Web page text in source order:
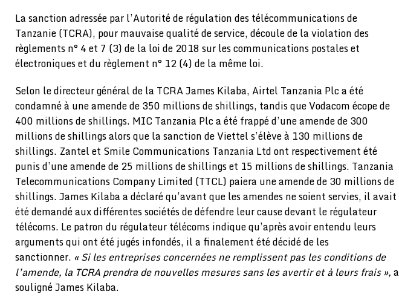
La sanction adressée par l’Autorité de régulation des télécommunications de
Tanzanie (TCRA), pour mauvaise qualité de service, découle de la violation des
règlements n° 4 et 7 (3) de la loi de 2018 sur les communications postales et
électroniques et du règlement n° 12 (4) de la même loi.
Selon le directeur général de la TCRA James Kilaba, Airtel Tanzania Plc a été
condamné à une amende de 350 millions de shillings, tandis que Vodacom écope de
400 millions de shillings. MIC Tanzania Plc a été frappé d’une amende de 300
millions de shillings alors que la sanction de Viettel s’élève à 130 millions de
shillings. Zantel et Smile Communications Tanzania Ltd ont respectivement été
punis d’une amende de 25 millions de shillings et 15 millions de shillings. Tanzania
Telecommunications Company Limited (TTCL) paiera une amende de 30 millions de
shillings. James Kilaba a déclaré qu’avant que les amendes ne soient servies, il avait
été demandé aux différentes sociétés de défendre leur cause devant le régulateur
télécoms. Le patron du régulateur télécoms indique qu’après avoir entendu leurs
arguments qui ont été jugés infondés, il a finalement été décidé de les
sanctionner. « Si les entreprises concernées ne remplissent pas les conditions de
l’amende, la TCRA prendra de nouvelles mesures sans les avertir et à leurs frais »,a
souligné James Kilaba.